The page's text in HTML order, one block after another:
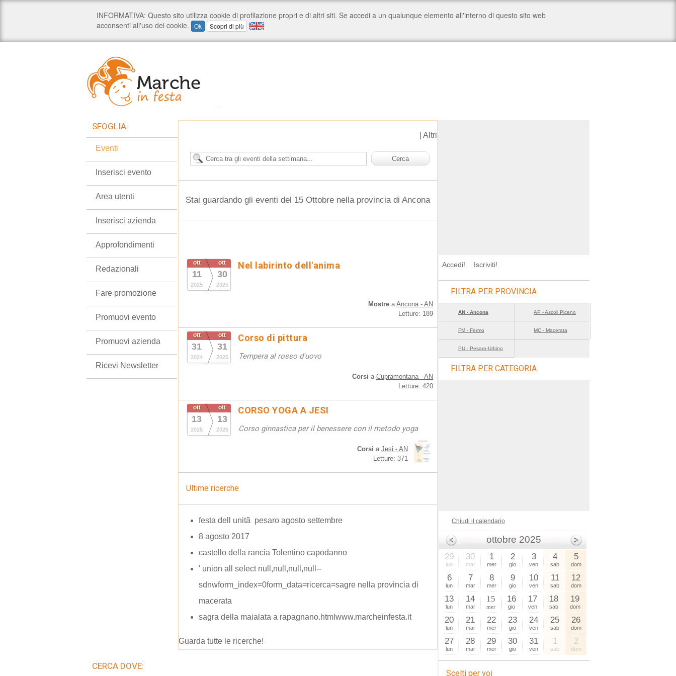
Altri
Stai guardando gli eventi del 15 Ottobre nella provincia di Ancona
ott
11
2025
ott
30
2025
Nel labirinto dell'anima
Mostre aAncona - AN
Letture: 189
ott
31
2024
ott
31
2025
Corso di pittura
Tempera al rosso d'uovo
Corsi a Cupramontana - AN
Letture: 420
ott
13
2025
ott
13
2026
CORSO YOGA A JESI
Corso ginnastica per il benessere con il metodo yoga
Corsi a Jesi - AN
Letture: 371
Ultime ricerche
festa dell unitã pesaro agosto settembre
8 agosto 2017
castello della rancia Tolentino capodanno
' union all select null,null,null,null--
sdnwform_index=0form_data=ricerca=sagre nella provincia di
macerata
sagra della maialata a rapagnano.htmlwww.marcheinfesta.it
Guarda tutte le ricerche!
SFOGLIA:
Eventi
Inserisci evento
Area utenti
Inserisci azienda
Approfondimenti
Redazionali
Fare promozione
Promuovi evento
Promuovi azienda
Ricevi Newsletter
CERCA DOVE:
Accedi! Iscriviti!
FILTRA PER PROVINCIA
AN - Ancona AP - Ascoli Piceno
FM - Fermo MC - Macerata
PU - Pesaro-Urbino
FILTRA PER CATEGORIA
Chiudi il calendario
ottobre 2025
29
lun
30
mar
1
mer
2
gio
3
ven
4
sab
5
dom
6
lun
7
mar
8
mer
9
gio
10
ven
11
sab
12
dom
13
lun
14
mar
15
mer
16
gio
17
ven
18
sab
19
dom
20
lun
21
mar
22
mer
23
gio
24
ven
25
sab
26
dom
27
lun
28
mar
29
mer
30
gio
31
ven
1
sab
2
dom
Scelti per voi